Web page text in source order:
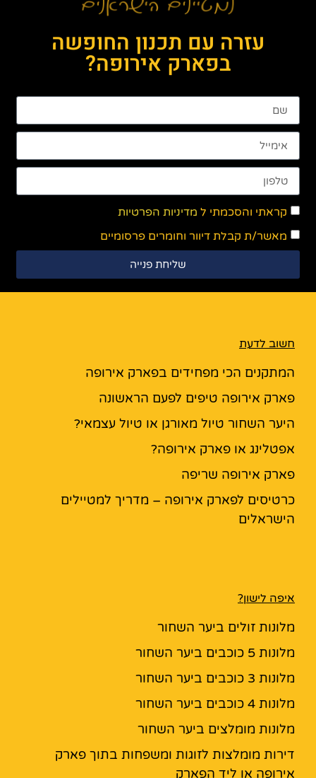
עזרה עם תכנון החופשה
בפארק אירופה?
קראתי והסכמתי ל מדיניות הפרטיות
מאשר/ת קבלת דיוור וחומרים פרסומיים
שליחת פנייה
חשוב לדעת
המתקנים הכי מפחידים בפארק אירופה
פארק אירופה טיפים לפעם הראשונה
היער השחור טיול מאורגן או טיול עצמאי?
אפטלינג או פארק אירופה?
פארק אירופה שריפה
כרטיסים לפארק אירופה – מדריך למטיילים
הישראלים
איפה לישון?
מלונות זולים ביער השחור
מלונות 5 כוכבים ביער השחור
מלונות 3 כוכבים ביער השחור
מלונות 4 כוכבים ביער השחור
מלונות מומלצים ביער השחור
דירות מומלצות לזוגות ומשפחות בתוך פארק
אירופה או ליד הפארק